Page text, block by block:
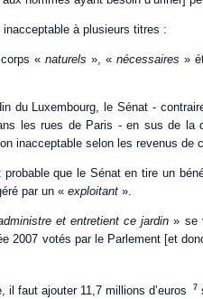
à plusieurs titres :
« naturels », « nécessaires »
du Luxembourg, le Sénat -
les rues de Paris - en sus de la
inacceptable selon les revenus de
probable que le Sénat en tire un
par un « exploitant ».
et entretient ce jardin» se
2007 votés par le Parlement [et
il faut ajouter 11,7 millions d’euros 7